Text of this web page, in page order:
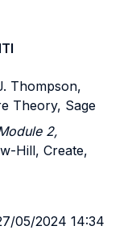
Thompson,
Theory, Sage
2,
Hill, Create,
05/2024 14:34